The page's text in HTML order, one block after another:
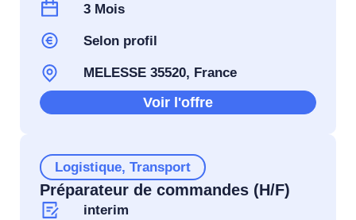
3 Mois
Selon profil
MELESSE 35520, France
Voir l'offre
Logistique, Transport
Préparateur de commandes (H/F)
interim